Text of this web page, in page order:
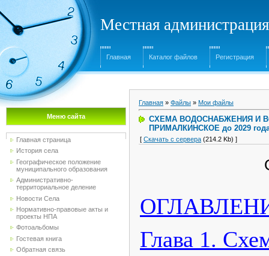
Местная
Главная Каталог файлов Регистрация
Меню сайта
Главная страница
История села
Географическое положение
муниципального образования
Административно-
территориальное деление
Новости Села
Нормативно-правовые акты и
проекты НПА
Фотоальбомы
Гостевая книга
Обратная связь
Главная » Файлы » Мои файлы
СХЕМА ВОДОСНАБЖЕНИЯ И
ПРИМАЛКИНСКОЕ до 2029 года
[ Скачать с сервера (214.2 Kb) ]
Глава 1.